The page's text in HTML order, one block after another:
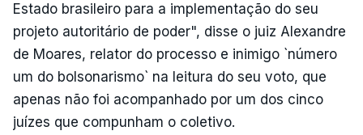
Estado brasileiro para a implementação do seu
projeto autoritário de poder", disse o juiz Alexandre
de Moares, relator do processo e inimigo `número
um do bolsonarismo` na leitura do seu voto, que
apenas não foi acompanhado por um dos cinco
juízes que compunham o coletivo.